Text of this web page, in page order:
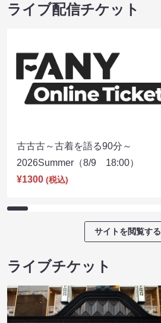
ライブ配信チケット
古古古～古着を語る90分～
2026Summer（8/9 18:00）
¥1300 (税込)
サイトを閲覧する
ライブチケット